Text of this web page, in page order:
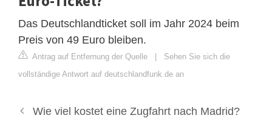
Das Deutschlandticket soll im Jahr 2024 beim
Preis von 49 Euro bleiben.
Antrag auf Entfernung der Quelle | Sehen Sie sich die
vollständige Antwort auf deutschlandfunk.de an
Wie viel kostet eine Zugfahrt nach Madrid?